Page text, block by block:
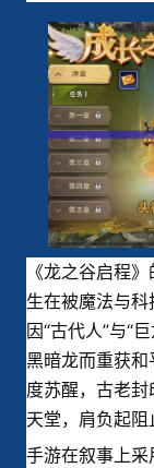
《龙之谷启程
生在被魔法与
因“古代人”与“
黑暗龙而重获和
度苏醒，古老封
天堂，肩负起阻
手游在叙事上